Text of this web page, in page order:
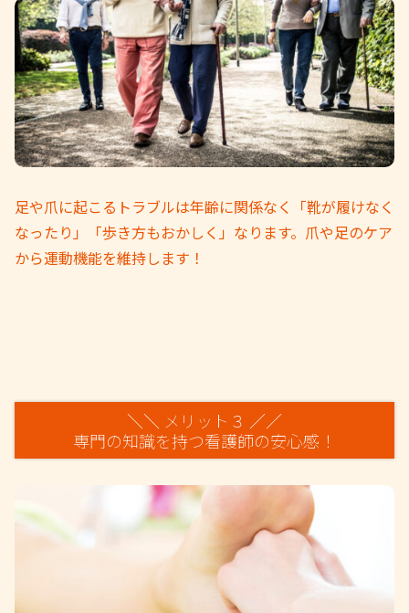
足や爪に起こるトラブルは年齢に関係なく「靴が履けなく
なったり」「歩き方もおかしく」なります。爪や足のケア
から運動機能を維持します！
＼＼ メリット３ ／／
専門の知識を持つ看護師の安心感！